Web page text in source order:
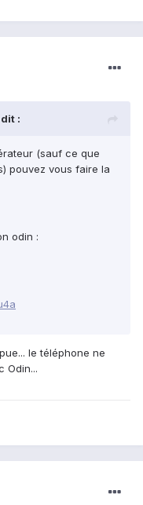
:
(sauf ce que
pouvez vous faire la
odin :
le téléphone ne
Odin...